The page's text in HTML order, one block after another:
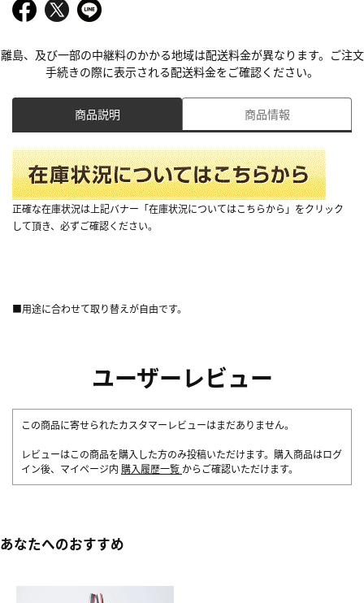
離島、及び一部の中継料のかかる地域は配送料金が異なります。ご注文
手続きの際に表示される配送料金をご確認ください。
商品説明 商品情報
正確な在庫状況は上記バナー「在庫状況についてはこちらから」をクリック
して頂き、必ずご確認ください。
■用途に合わせて取り替えが自由です。
ユーザーレビュー
この商品に寄せられたカスタマーレビューはまだありません。
レビューはこの商品を購入した方のみ投稿いただけます。購入商品はログ
イン後、マイページ内 購入履歴一覧 からご確認いただけます。
あなたへのおすすめ